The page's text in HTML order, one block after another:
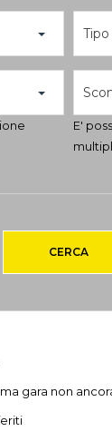
E'
CERCA
gara non